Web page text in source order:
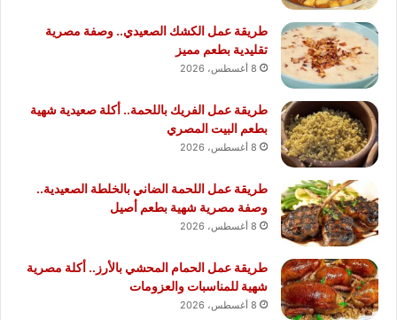
طريقة عمل الكشك الصعيدي.. وصفة مصرية
تقليدية بطعم مميز
8 أغسطس، 2026
طريقة عمل الفريك باللحمة.. أكلة صعيدية شهية
بطعم البيت المصري
8 أغسطس، 2026
طريقة عمل اللحمة الضاني بالخلطة الصعيدية..
وصفة مصرية شهية بطعم أصيل
8 أغسطس، 2026
طريقة عمل الحمام المحشي بالأرز.. أكلة مصرية
شهية للمناسبات والعزومات
8 أغسطس، 2026